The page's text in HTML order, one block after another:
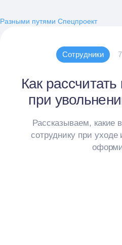
Разными путями Спецпроект
Сотрудники
Как
при
Рассказываем, какие
сотруднику при уходе